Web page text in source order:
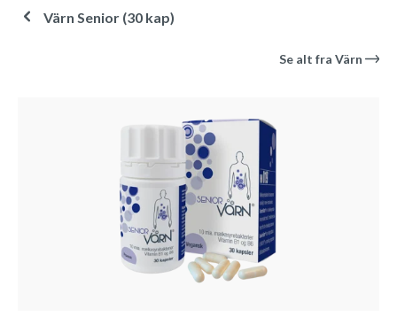
Värn Senior (30 kap)
Se alt fra Värn